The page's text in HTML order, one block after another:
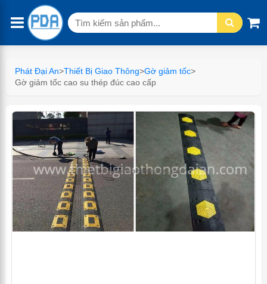
Tìm
Phát Đại An>Thiết Bị Giao Thông>Gờ giảm tốc>
Gờ giảm tốc cao su thép đúc cao cấp